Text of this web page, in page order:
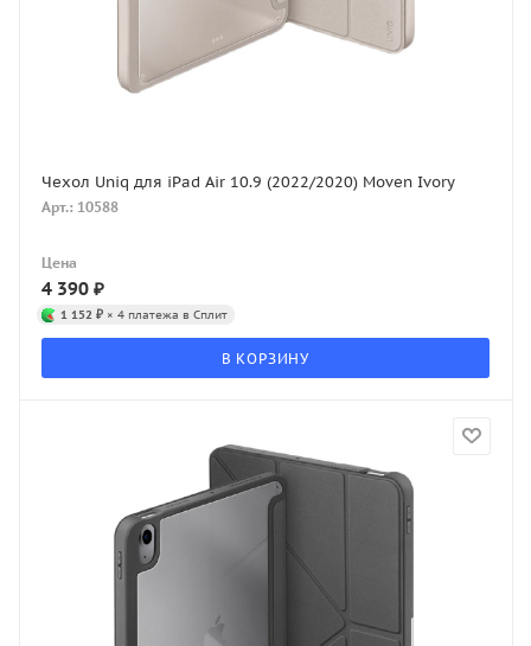
Чехол Uniq для iPad Air 10.9 (2022/2020) Moven Ivory
Арт.: 10588
Цена
4 390 ₽
1 152 ₽ × 4 платежа в Сплит
В КОРЗИНУ